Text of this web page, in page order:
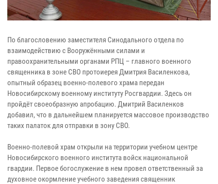
По благословению заместителя Синодального отдела по
взаимодействию с Вооружёнными силами и
правоохранительными органами РПЦ – главного военного
священника в зоне СВО протоиерея Дмитрия Василенкова,
опытный образец военно-полевого храма передан
Новосибирскому военному институту Росгвардии. Здесь он
пройдёт своеобразную апробацию. Дмитрий Василенков
добавил, что в дальнейшем планируется массовое производство
таких палаток для отправки в зону СВО.
Военно-полевой храм открыли на территории учебном центре
Новосибирского военного института войск национальной
гвардии. Первое богослужение в нем провел ответственный за
духовное окормление учебного заведения священник